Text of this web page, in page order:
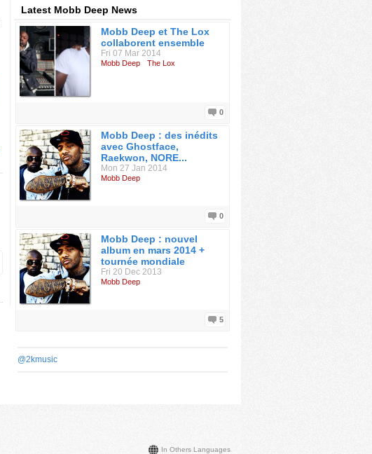
Latest Mobb Deep News
Mobb Deep et The Lox
collaborent ensemble
Fri 07 Mar 2014
Mobb Deep The Lox
0
Mobb Deep : des inédits
avec Ghostface,
Raekwon, NORE...
Mon 27 Jan 2014
Mobb Deep
0
Mobb Deep : nouvel
album en mars 2014 +
tournée mondiale
Fri 20 Dec 2013
Mobb Deep
5
@2kmusic
In Others Languages